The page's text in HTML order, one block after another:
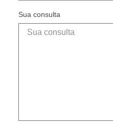
Sua consulta